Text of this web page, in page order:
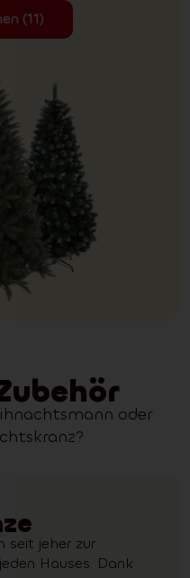
(11)
oder
seit jeher zur
Hauses. Dank